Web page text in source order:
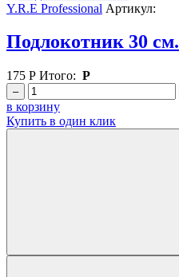
Y.R.E Professional Артикул:
Подлокотник 30 см.
175 Р Итого: Р
–
в корзину
Купить в один клик